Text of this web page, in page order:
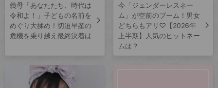
義母「あなたたち、時代は
令和よ！」子どもの名前を
めぐり大揉め！切迫早産の
危機を乗り越え最終決着は
今「ジェンダーレスネー
ム」が空前のブーム！男女
どちらもアリ♡【2026年
上半期】人気のヒットネー
ムは？